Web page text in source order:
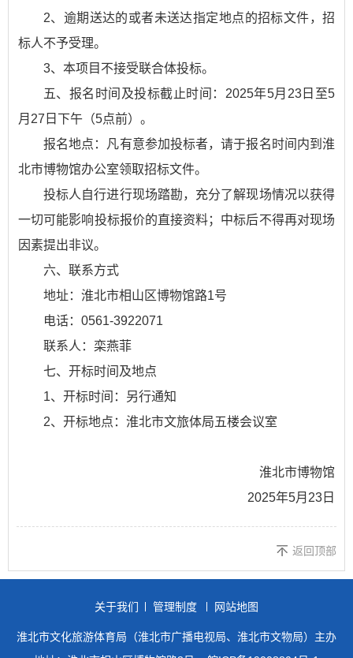
2、逾期送达的或者未送达指定地点的招标文件，招
标人不予受理。
3、本项目不接受联合体投标。
五、报名时间及投标截止时间：2025年5月23日至5
月27日下午（5点前）。
报名地点：凡有意参加投标者，请于报名时间内到淮
北市博物馆办公室领取招标文件。
投标人自行进行现场踏勘，充分了解现场情况以获得
一切可能影响投标报价的直接资料；中标后不得再对现场
因素提出非议。
六、联系方式
地址：淮北市相山区博物馆路1号
电话：0561-3922071
联系人：栾燕菲
七、开标时间及地点
1、开标时间：另行通知
2、开标地点：淮北市文旅体局五楼会议室
淮北市博物馆
2025年5月23日
返回顶部
关于我们 管理制度 网站地图
淮北市文化旅游体育局（淮北市广播电视局、淮北市文物局）主办